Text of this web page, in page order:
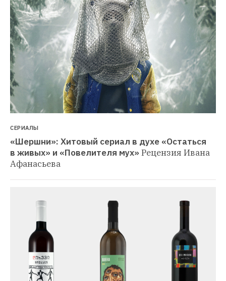
СЕРИАЛЫ
«Шершни»: Хитовый сериал в духе «Остаться
в живых» и «Повелителя мух» Рецензия Ивана
Афанасьева